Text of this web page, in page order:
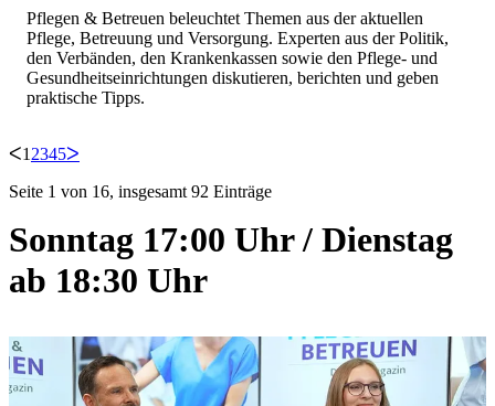
Pflegen & Betreuen beleuchtet Themen aus der aktuellen
Pflege, Betreuung und Versorgung. Experten aus der Politik,
den Verbänden, den Krankenkassen sowie den Pflege- und
Gesundheitseinrichtungen diskutieren, berichten und geben
praktische Tipps.
ᐸ1 2345ᐳ
Seite 1 von 16, insgesamt 92 Einträge
Sonntag 17:00 Uhr / Dienstag
ab 18:30 Uhr